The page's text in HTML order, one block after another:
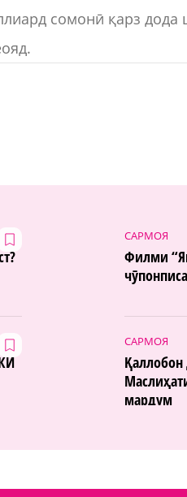
сомонӣ қарз
САРМОЯ
Филми
САРМОЯ
мардум